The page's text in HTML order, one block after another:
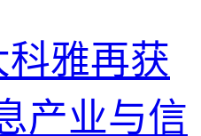
雅再获
产业与信